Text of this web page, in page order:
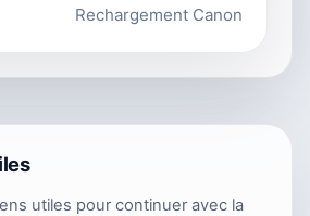
Rechargement Canon
utiles pour continuer avec la